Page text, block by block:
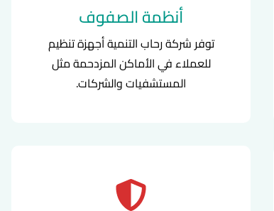
أنظمة الصفوف
توفر شركة رحاب التنمية أجهزة تنظيم
للعملاء في الأماكن المزدحمة مثل
المستشفيات والشركات.